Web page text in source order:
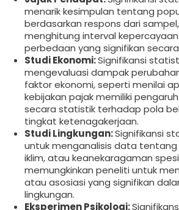
menarik kesimpulan tentang
berdasarkan respons dari
menghitung interval
perbedaan yang signifikan
Studi Ekonomi:Signifikansi
mengevaluasi dampak
faktor ekonomi, seperti menilai
kebijakan pajak memiliki
secara statistik terhadap pola
tingkat ketenagakerjaan.
Studi Lingkungan:Signifikansi
untuk menganalisis data tentang
iklim, atau keanekaragaman
memungkinkan peneliti untuk
atau asosiasi yang signifikan
lingkungan.
Eksperimen Psikologi: